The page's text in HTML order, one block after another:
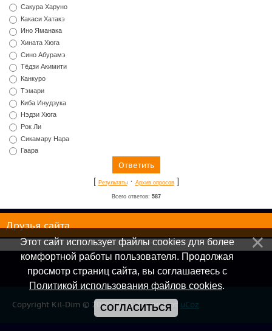
Сакура Харуно
Какаси Хатакэ
Ино Яманака
Хината Хюга
Сино Абурамэ
Тёдзи Акимити
Канкуро
Тэмари
Киба Инудзука
Нэдзи Хюга
Рок Ли
Сикамару Нара
Гаара
[ Результаты· Архив опросов]
Всего ответов: 587
Друзья сайта
Copyright Kil-Dim © 2008-2026 Хостинг от uCoz
Этот сайт использует файлы cookies для более
комфортной работы пользователя. Продолжая
просмотр страниц сайта, вы соглашаетесь с
Политикой использования файлов cookies.
СОГЛАСИТЬСЯ